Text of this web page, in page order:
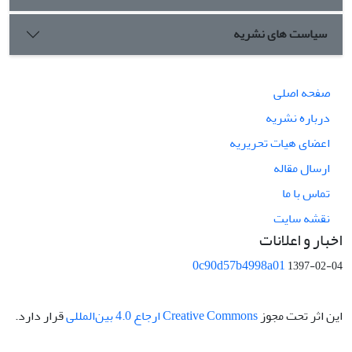
سیاست های نشریه
صفحه اصلی
درباره نشریه
اعضای هیات تحریریه
ارسال مقاله
تماس با ما
نقشه سایت
اخبار و اعلانات
0c90d57b4998a011397-02-04
این اثر تحت مجوز Creative Commons ارجاع 4.0 بین‌المللی قرار دارد.